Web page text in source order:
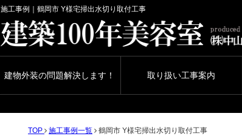
施工事例｜鶴岡市 Y様宅掃出水切り取付工事
建物外装の問題解決します！ 取り扱い工事案内
TOP 施工事例一覧 鶴岡市 Y様宅掃出水切り取付工事